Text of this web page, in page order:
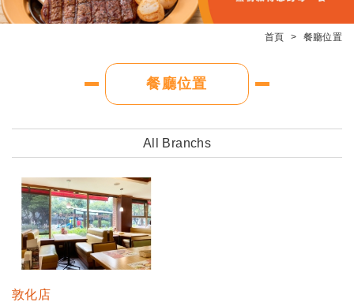
首頁 餐廳位置
餐廳位置
All Branchs
敦化店
追蹤清單